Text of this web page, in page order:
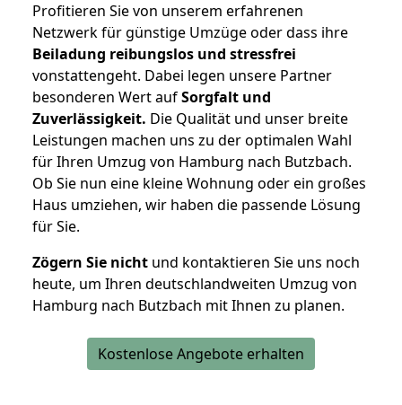
Profitieren Sie von unserem erfahrenen
Netzwerk für günstige Umzüge oder dass ihre
Beiladung reibungslos und stressfrei
vonstattengeht. Dabei legen unsere Partner
besonderen Wert aufSorgfalt und
Zuverlässigkeit. Die Qualität und unser breite
Leistungen machen uns zu der optimalen Wahl
für Ihren Umzug von Hamburg nach Butzbach.
Ob Sie nun eine kleine Wohnung oder ein großes
Haus umziehen, wir haben die passende Lösung
für Sie.
Zögern Sie nicht und kontaktieren Sie uns noch
heute, um Ihren deutschlandweiten Umzug von
Hamburg nach Butzbach mit Ihnen zu planen.
Kostenlose Angebote erhalten